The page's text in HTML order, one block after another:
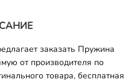
заказать Пружина
от производителя по
товара, бесплатная